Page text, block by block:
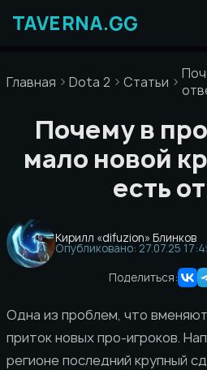
содержимому
Главная Dota 2 Статьи
Почему в
мало новой
есть
Кирилл «difuzion» Блинков
Опубликовано: 27.07.25
Поделиться:
Одна из проблем, что
приток новых про-игроков.
регионе последний крупный